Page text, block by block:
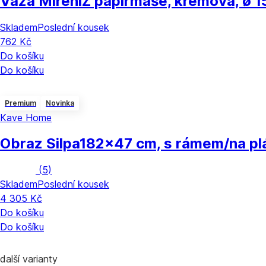
SklademPoslední kousek
762 Kč
Do košíku
Do košíku
Premium Novinka
Kave Home
Obraz Silpa182x47 cm, s rámem/na
(5)
SklademPoslední kousek
4 305 Kč
Do košíku
Do košíku
další varianty